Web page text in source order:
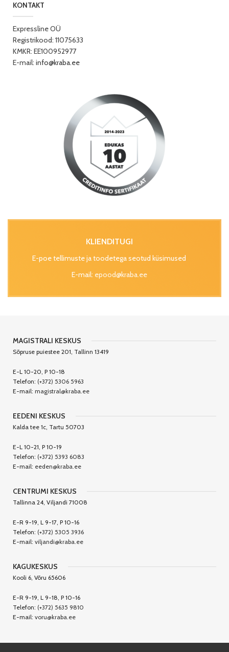
KONTAKT
Expressline OÜ
Registrikood: 11075633
KMKR: EE100952977
E-mail: info@kraba.ee
KLIENDITUGI
E-poe tellimuste ja toodetega seotud küsimused
E-mail: epood@kraba.ee
MAGISTRALI KESKUS
Sõpruse puiestee 201, Tallinn 13419
E-L 10-20, P 10-18
Telefon: (+372) 5306 5963
E-mail: magistral@kraba.ee
EEDENI KESKUS
Kalda tee 1c, Tartu 50703
E-L 10-21, P 10-19
Telefon: (+372) 5393 6083
E-mail: eeden@kraba.ee
CENTRUMI KESKUS
Tallinna 24, Viljandi 71008
E-R 9-19, L 9-17, P 10-16
Telefon: (+372) 5305 3936
E-mail: viljandi@kraba.ee
KAGUKESKUS
Kooli 6, Võru 65606
E-R 9-19, L 9-18, P 10-16
Telefon: (+372) 5635 9810
E-mail: voru@kraba.ee